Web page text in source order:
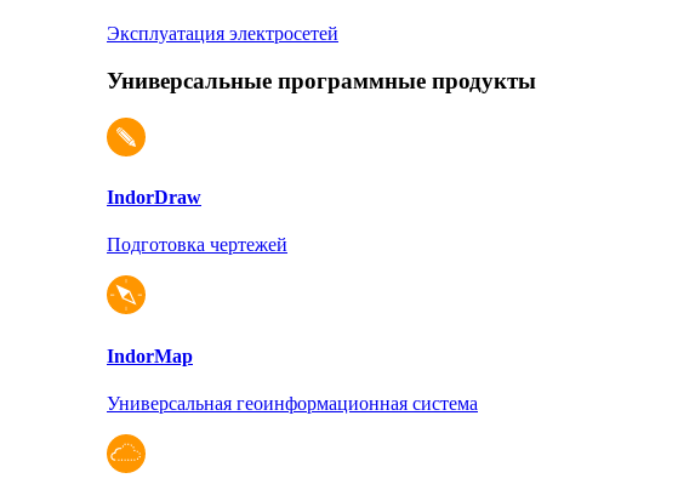
Эксплуатация электросетей
Универсальные программные продукты
IndorDraw
Подготовка чертежей
IndorMap
Универсальная геоинформационная система